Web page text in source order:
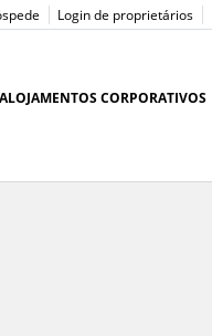
Login de proprietários
ALOJAMENTOS CORPORATIVOS